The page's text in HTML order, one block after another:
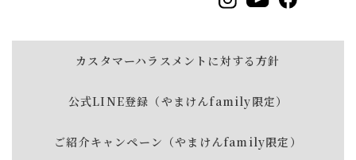
カスタマーハラスメントに対する方針
公式LINE登録（やまけんfamily限定）
ご紹介キャンペーン（やまけんfamily限定）